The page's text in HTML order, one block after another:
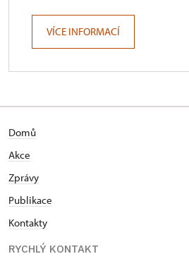
VÍCE INFORMACÍ
Domů
Akce
Zprávy
Publikace
Kontakty
RYCHLÝ KONTAKT